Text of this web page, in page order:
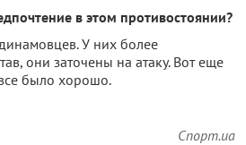
в этом противостоянии?
У них более
они заточены на атаку. Вот еще
было хорошо.
Спорт.ua